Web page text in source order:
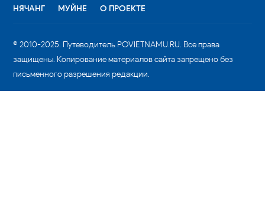
НЯЧАНГ МУЙНЕ О ПРОЕКТЕ
© 2010-2025. Путеводитель POVIETNAMU.RU. Все права
защищены. Копирование материалов сайта запрещено без
письменного разрешения редакции.